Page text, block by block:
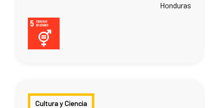
Honduras
Cultura y Ciencia